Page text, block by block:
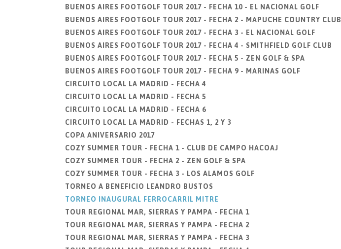
BUENOS AIRES FOOTGOLF TOUR 2017 - FECHA 10 - EL NACIONAL GOLF
BUENOS AIRES FOOTGOLF TOUR 2017 - FECHA 2 - MAPUCHE COUNTRY CLUB
BUENOS AIRES FOOTGOLF TOUR 2017 - FECHA 3 - EL NACIONAL GOLF
BUENOS AIRES FOOTGOLF TOUR 2017 - FECHA 4 - SMITHFIELD GOLF CLUB
BUENOS AIRES FOOTGOLF TOUR 2017 - FECHA 5 - ZEN GOLF & SPA
BUENOS AIRES FOOTGOLF TOUR 2017 - FECHA 9 - MARINAS GOLF
CIRCUITO LOCAL LA MADRID - FECHA 4
CIRCUITO LOCAL LA MADRID - FECHA 5
CIRCUITO LOCAL LA MADRID - FECHA 6
CIRCUITO LOCAL LA MADRID - FECHAS 1, 2 Y 3
COPA ANIVERSARIO 2017
COZY SUMMER TOUR - FECHA 1 - CLUB DE CAMPO HACOAJ
COZY SUMMER TOUR - FECHA 2 - ZEN GOLF & SPA
COZY SUMMER TOUR - FECHA 3 - LOS ALAMOS GOLF
TORNEO A BENEFICIO LEANDRO BUSTOS
TORNEO INAUGURAL FERROCARRIL MITRE
TOUR REGIONAL MAR, SIERRAS Y PAMPA - FECHA 1
TOUR REGIONAL MAR, SIERRAS Y PAMPA - FECHA 2
TOUR REGIONAL MAR, SIERRAS Y PAMPA - FECHA 3